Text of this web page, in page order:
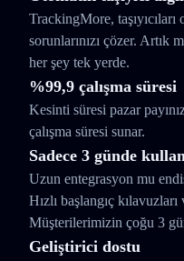
TrackingMore, taşıyıcıları
sorunlarınızı çözer.
her şey tek yerde.
%99,9 çalışma süresi
Kesinti süresi pazar
çalışma süresi sunar.
Sadece 3 günde
Uzun entegrasyon mu
Hızlı başlangıç
Müşterilerimizin çoğu 3
Geliştirici dostu